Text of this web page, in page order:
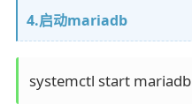
4.启动mariadb
systemctl start mariadb